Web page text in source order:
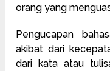
orang yang
Pengucapan
akibat dari
dari kata atau